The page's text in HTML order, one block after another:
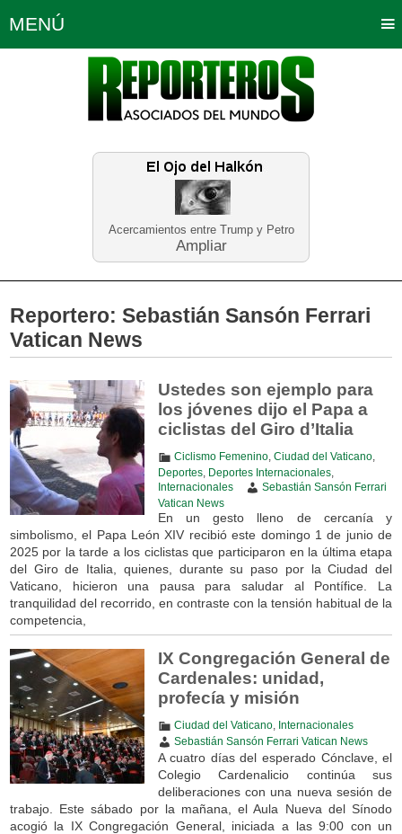
Acercamientos entre Trump y Petro
Ampliar
MENÚ
Política Opinión Bogotá
Planeta Tierra Deportes
Educación Neira
Reportero: Sebastián Sansón Ferrari
Vatican News
Ustedes son ejemplo para
los jóvenes dijo el Papa a
ciclistas del Giro d’Italia
Ciclismo Femenino, Ciudad del Vaticano,
Deportes, Deportes Internacionales,
Internacionales
Sebastián Sansón Ferrari
Vatican News
En un gesto lleno de cercanía y
simbolismo, el Papa León XIV recibió este domingo 1 de junio de
2025 por la tarde a los ciclistas que participaron en la última etapa
del Giro de Italia, quienes, durante su paso por la Ciudad del
Vaticano, hicieron una pausa para saludar al Pontífice. La
tranquilidad del recorrido, en contraste con la tensión habitual de la
competencia,
IX Congregación General de
Cardenales: unidad,
profecía y misión
Ciudad del Vaticano,
Internacionales
Sebastián Sansón Ferrari Vatican News
A cuatro días del esperado Cónclave, el
Colegio Cardenalicio continúa sus
deliberaciones con una nueva sesión de
trabajo. Este sábado por la mañana, el Aula Nueva del Sínodo
acogió la IX Congregación General, iniciada a las 9:00 con un